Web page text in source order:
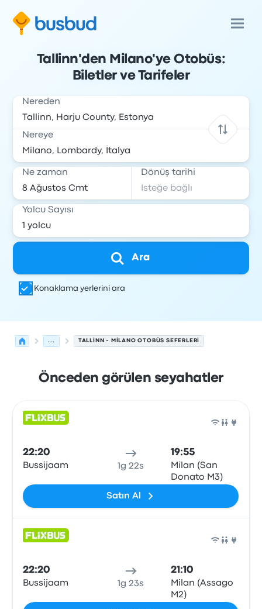
Tallinn'den Milano'ye Otobüs:
Biletler ve Tarifeler
Nereden
Nereye
Ne zaman Dönüş tarihi
Yolcu Sayısı
Ara
Konaklama yerlerini ara
... TALLINN - MILANO OTOBÜS SEFERLERI
Önceden görülen seyahatler
22:20
Bussijaam 1g 22s
19:55
Milan (San
Donato M3)
Satın Al
22:20
Bussijaam 1g 23s
21:10
Milan (Assago
M2)